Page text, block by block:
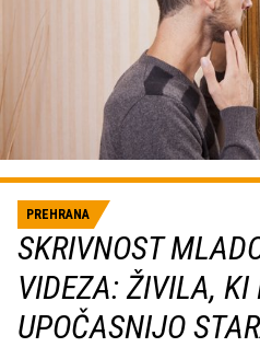
PREHRANA
SKRIVNOST
VIDEZA: ŽIVILA, KI
UPOČASNIJO